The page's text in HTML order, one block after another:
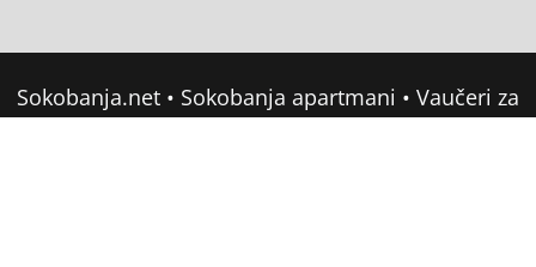
Sokobanja.net • Sokobanja apartmani • Vaučeri za